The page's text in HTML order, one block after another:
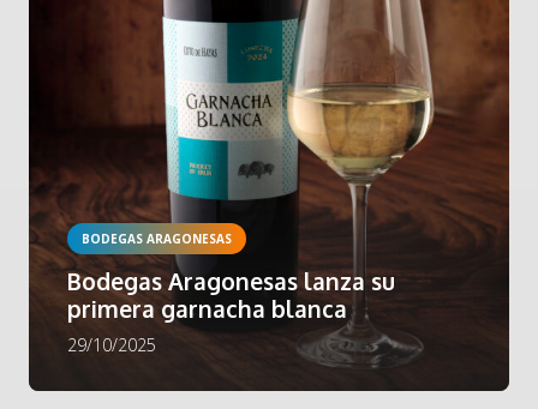
BODEGAS ARAGONESAS
Bodegas Aragonesas lanza su
primera garnacha blanca
29/10/2025